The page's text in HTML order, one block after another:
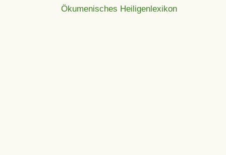
Ökumenisches Heiligenlexikon